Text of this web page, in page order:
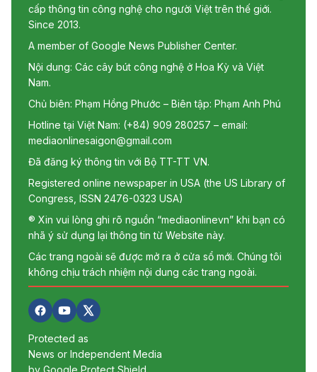
cấp thông tin công nghệ cho người Việt trên thế giới.
Since 2013.
A member of Google News Publisher Center.
Nội dung: Các cây bút công nghệ ở Hoa Kỳ và Việt
Nam.
Chủ biên: Phạm Hồng Phước – Biên tập: Phạm Anh Phú
Hotline tại Việt Nam: (+84) 909 280257 – email:
mediaonlinesaigon@gmail.com
Đã đăng ký thông tin với Bộ TT-TT VN.
Registered online newspaper in USA (the US Library of
Congress, ISSN 2476-0323 USA)
® Xin vui lòng ghi rõ nguồn “mediaonlinevn” khi bạn có
nhã ý sử dụng lại thông tin từ Website này.
Các trang ngoài sẽ được mở ra ở cửa sổ mới. Chúng tôi
không chịu trách nhiệm nội dung các trang ngoài.
Protected as
News or Independent Media
by Google Protect Shield